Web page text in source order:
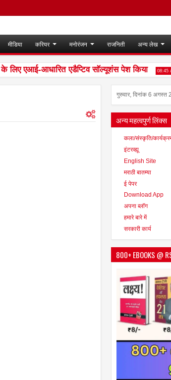
मीडिया करियर मनोरंजन राजनिती अन्य लेख
एआई-आधारित एडैप्टिव सॉल्यूशंस पेश किया 08:45 AM
गुरुवार, दिनांक 6 अगस्त
अन्य महत्वपुर्ण लिंक्स
कला/संस्कृति/
इंटरव्ह्यू
English Site
मराठी बातम्या
ई पेपर
Download App
अपना ब्लॉग
हमारे बारे में
सरकारी कार्य
800+ EBOOKS @